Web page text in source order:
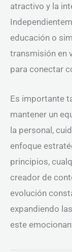
atractivo y la
educación o
transmisión en
para conectar
Es importante
mantener un
la personal,
enfoque
principios,
creador de
evolución
expandiendo
este